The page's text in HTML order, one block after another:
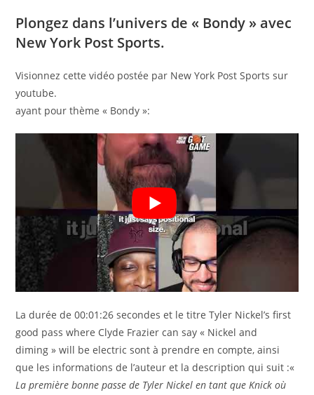
Plongez dans l’univers de « Bondy » avec
New York Post Sports.
Visionnez cette vidéo postée par New York Post Sports sur
youtube.
ayant pour thème « Bondy »:
La durée de 00:01:26 secondes et le titre Tyler Nickel’s first
good pass where Clyde Frazier can say « Nickel and
diming » will be electric sont à prendre en compte, ainsi
que les informations de l’auteur et la description qui suit :«
La première bonne passe de Tyler Nickel en tant que Knick où